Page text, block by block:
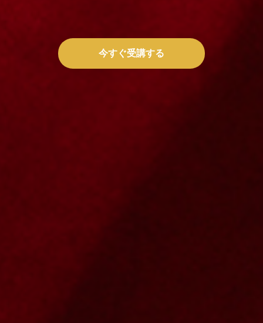
今すぐ受講する